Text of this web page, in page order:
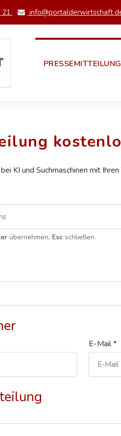
21
PRESSEMITTEILUNG
KI und Suchmaschinen mit
übernehmen, Esc schließen.
E-Mail *